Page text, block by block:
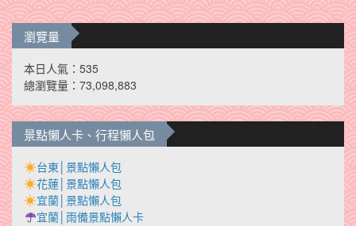
瀏覽量
本日人氣：535
總瀏覽量：73,098,883
景點懶人卡、行程懶人包
台東│景點懶人包
花蓮│景點懶人包
宜蘭│景點懶人包
宜蘭│雨備景點懶人卡